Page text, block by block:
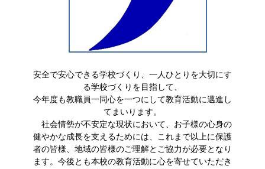
安全で安心できる学校づくり、一人ひとりを大切にす
る学校づくりを目指して、
今年度も教職員一同心を一つにして教育活動に邁進し
てまいります。
社会情勢が不安定な現状において、お子様の心身の
健やかな成長を支えるためには、これまで以上に保護
者の皆様、地域の皆様のご理解とご協力が必要となり
ます。今後とも本校の教育活動に心を寄せていただき